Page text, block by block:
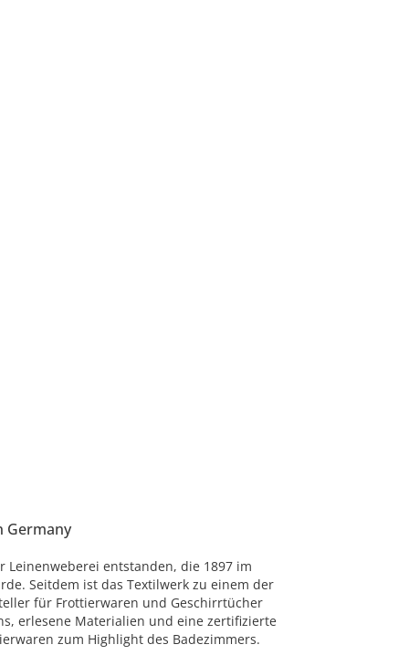
Germany
Leinenweberei entstanden, die 1897 im
Seitdem ist das Textilwerk zu einem der
für Frottierwaren und Geschirrtücher
erlesene Materialien und eine zertifizierte
zum Highlight des Badezimmers.